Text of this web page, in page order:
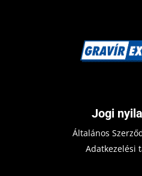
Jogi
Általános
Adatkezelési